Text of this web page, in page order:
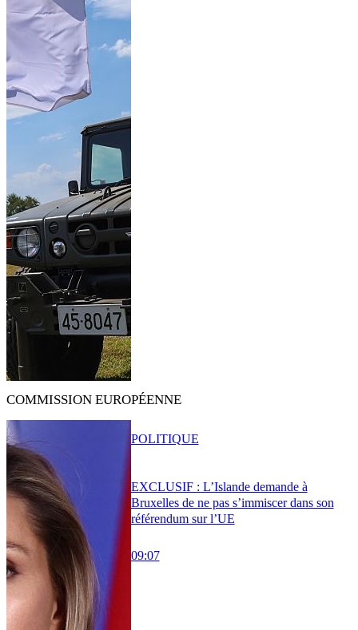
COMMISSION EUROPÉENNE
EXCLUSIF : L’Islande demande à
Bruxelles de ne pas s’immiscer dans son
référendum sur l’UE
09:07
POLITIQUE